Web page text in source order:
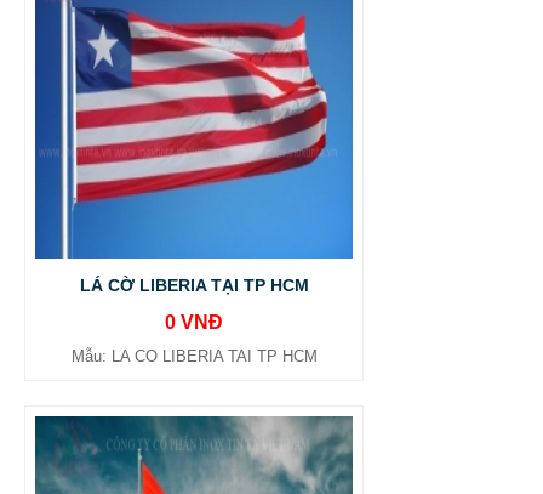
LÁ CỜ LIBERIA TẠI TP HCM
0 VNĐ
Mẫu: LA CO LIBERIA TAI TP HCM